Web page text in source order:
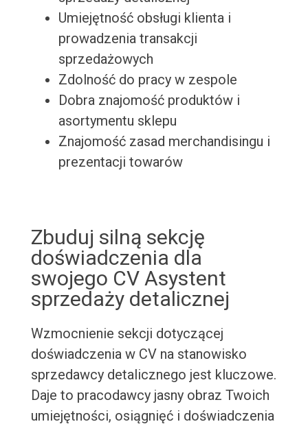
Umiejętność obsługi klienta i
prowadzenia transakcji
sprzedażowych
Zdolność do pracy w zespole
Dobra znajomość produktów i
asortymentu sklepu
Znajomość zasad merchandisingu i
prezentacji towarów
Zbuduj silną sekcję
doświadczenia dla
swojego CV Asystent
sprzedaży detalicznej
Wzmocnienie sekcji dotyczącej
doświadczenia w CV na stanowisko
sprzedawcy detalicznego jest kluczowe.
Daje to pracodawcy jasny obraz Twoich
umiejętności, osiągnięć i doświadczenia